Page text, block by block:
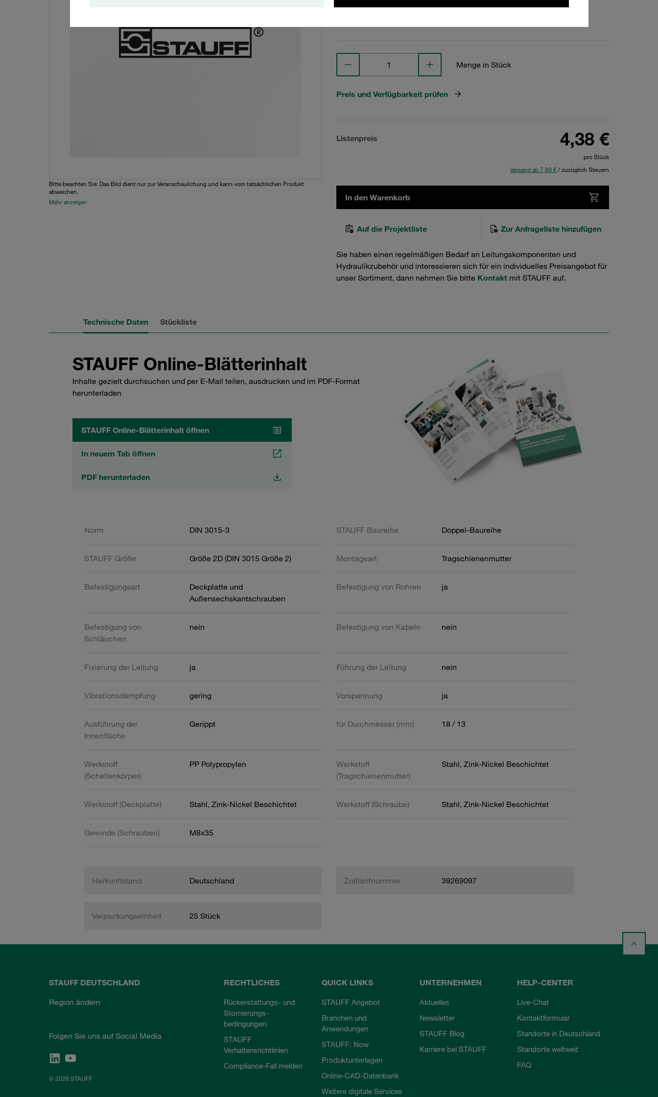
Bitte beachten Sie: Das Bild dient nur zur Veranschaulichung und kann vom tatsächlichen Produkt
abweichen.
Mehr anzeigen
Menge in Stück
Preis und Verfügbarkeit prüfen
Listenpreis 4,38 €
pro Stück
Versand ab 7,99 €/ zuzüglich Steuern
In den Warenkorb
Auf die Projektliste Zur Anfrageliste hinzufügen
Sie haben einen regelmäßigen Bedarf an Leitungskomponenten und
Hydraulikzubehör und interessieren sich für ein individuelles Preisangebot für
unser Sortiment, dann nehmen Sie bitte Kontakt mit STAUFF auf.
Technische Daten Stückliste
STAUFF Online-Blätterinhalt
Inhalte gezielt durchsuchen und per E-Mail teilen, ausdrucken und im PDF-Format
herunterladen
STAUFF Online-Blätterinhalt öffnen
In neuem Tab öffnen
PDF herunterladen
Norm DIN 3015-3 STAUFF Baureihe Doppel-Baureihe
STAUFF Größe Größe 2D (DIN 3015 Größe 2) Montageart Tragschienenmutter
Befestigungsart
Deckplatte und
Außensechskantschrauben
Befestigung von Rohren ja
Befestigung von
Schläuchen
nein Befestigung von Kabeln nein
Fixierung der Leitung ja Führung der Leitung nein
Vibrationsdämpfung gering Vorspannung ja
Ausführung der
Innenfläche
Gerippt für Durchmesser (mm) 18 / 13
Werkstoff
(Schellenkörper)
PP Polypropylen
Werkstoff
(Tragschienenmutter)
Stahl, Zink-Nickel Beschichtet
Werkstoff (Deckplatte) Stahl, Zink-Nickel Beschichtet Werkstoff (Schraube) Stahl, Zink-Nickel Beschichtet
Gewinde (Schrauben) M8x35
Herkunftsland Deutschland Zolltarifnummer 39269097
Verpackungseinheit 25 Stück
STAUFF DEUTSCHLAND
Region ändern
Folgen Sie uns auf Social Media
© 2026 STAUFF
RECHTLICHES
Rückerstattungs- und
Stornierungs-
bedingungen
STAUFF
Verhaltensrichtlinien
Compliance-Fall melden
QUICK LINKS
STAUFF Angebot
Branchen und
Anwendungen
STAUFF: Now
Produktunterlagen
Online-CAD-Datenbank
Weitere digitale Services
UNTERNEHMEN
Aktuelles
Newsletter
STAUFF Blog
Karriere bei STAUFF
HELP-CENTER
Live-Chat
Kontaktformular
Standorte in Deutschland
Standorte weltweit
FAQ